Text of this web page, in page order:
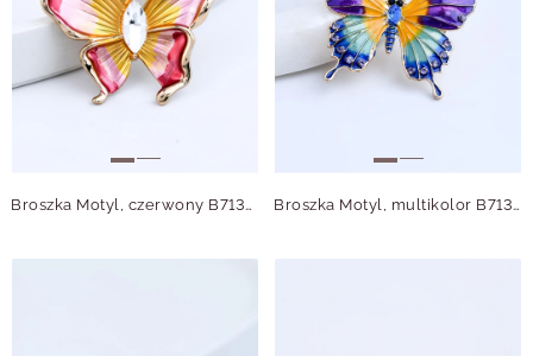
Broszka Motyl, czerwony B713692Z00 Broszka Motyl, multikolor B713762Z00